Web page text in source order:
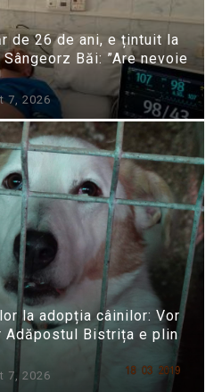
de 26 de ani, e țintuit la
Băi: ”Are nevoie
7, 2026
la adopția câinilor: Vor
Adăpostul Bistrița e plin
7, 2026